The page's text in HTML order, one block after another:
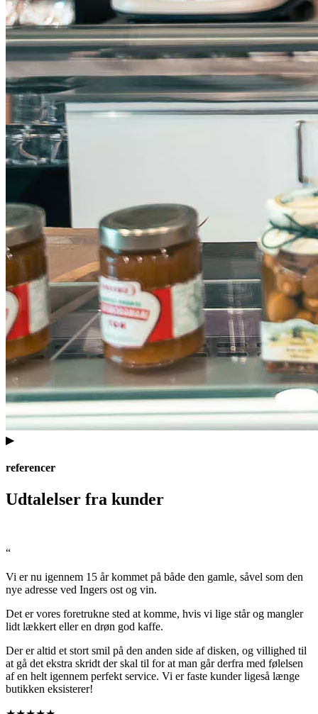
▶
referencer
Udtalelser fra kunder
“
Vi er nu igennem 15 år kommet på både den gamle, såvel som den
nye adresse ved Ingers ost og vin.
Det er vores foretrukne sted at komme, hvis vi lige står og mangler
lidt lækkert eller en drøn god kaffe.
Der er altid et stort smil på den anden side af disken, og villighed til
at gå det ekstra skridt der skal til for at man går derfra med følelsen
af en helt igennem perfekt service. Vi er faste kunder ligeså længe
butikken eksisterer!